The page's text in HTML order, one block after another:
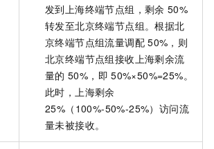
发到上海终端节点组，剩余 50%
转发至北京终端节点组。根据北
京终端节点组流量调配 50%，则
北京终端节点组接收上海剩余流
量的 50%，即 50%×50%=25%。
此时，上海剩余
25%（100%-50%-25%）访问流
量未被接收。